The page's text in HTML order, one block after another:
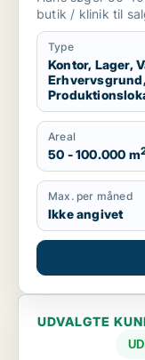
Region
butik / klinik til
Type
Kontor, Lager,
Areal
50 - 100.000 m
Max. per måned
Ikke angivet
UDVALGTE